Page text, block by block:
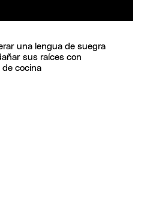
una lengua de suegra
sus raíces con
cocina